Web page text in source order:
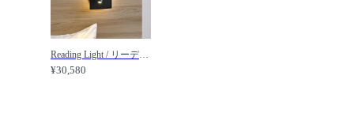
Reading Light / リーディングライト #113503 / FLYMEe Noir / フライミーノワール
¥30,580